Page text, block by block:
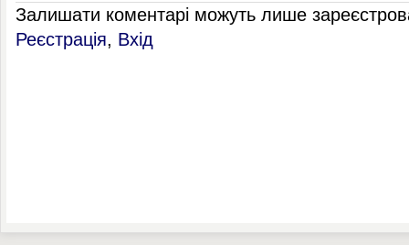
Залишати коментарі можуть лише
Реєстрація, Вхід